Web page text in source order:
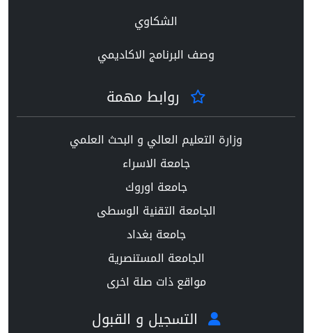
الشكاوي
وصف البرنامج الاكاديمي
روابط مهمة
وزارة التعليم العالي و البحث العلمي
جامعة الاسراء
جامعة اوروك
الجامعة التقنية الوسطى
جامعة بغداد
الجامعة المستنصرية
مواقع ذات صلة اخرى
التسجيل و القبول